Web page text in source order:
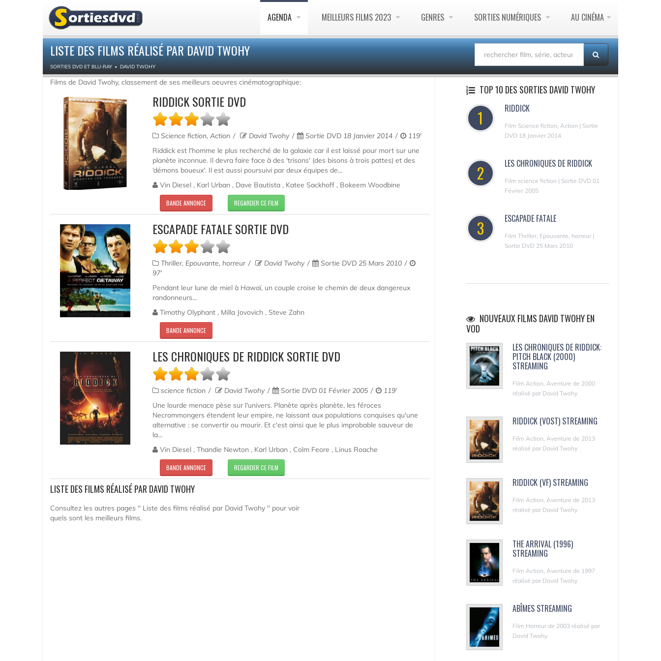
AGENDA MEILLEURS FILMS 2023 GENRES SORTIES NUMÉRIQUES AU CINÉMA
LISTE DES FILMS RÉALISÉ PAR DAVID TWOHY
SORTIES DVD ET BLU-RAY DAVID TWOHY
Films de David Twohy, classement de ses meilleurs oeuvres cinématographique:
RIDDICK SORTIE DVD
Science fiction, Action David Twohy Sortie DVD 18 Janvier 2014
119'
Riddick est l'homme le plus recherché de la galaxie car il est laissé pour mort sur une
planète inconnue. Il devra faire face à des ‘trisons' (des bisons à trois pattes) et des
‘démons boueux'. Il est aussi poursuivi par deux équipes de...
Vin Diesel , Karl Urban , Dave Bautista , Katee Sackhoff , Bokeem Woodbine
BANDE ANNONCE REGARDER CE FILM
ESCAPADE FATALE SORTIE DVD
Thriller, Epouvante, horreur David Twohy
Sortie DVD 25 Mars 2010
97'
Pendant leur lune de miel à Hawaï, un couple croise le chemin de deux dangereux
randonneurs...
Timothy Olyphant , Milla Jovovich , Steve Zahn
BANDE ANNONCE
LES CHRONIQUES DE RIDDICK SORTIE DVD
science fiction David Twohy Sortie DVD 01 Février 2005
119'
Une lourde menace pèse sur l'univers. Planète après planète, les féroces
Necrommongers étendent leur empire, ne laissant aux populations conquises qu'une
alternative : se convertir ou mourir. Et c'est ainsi que le plus improbable sauveur de
la...
Vin Diesel , Thandie Newton , Karl Urban , Colm Feore , Linus Roache
BANDE ANNONCE REGARDER CE FILM
LISTE DES FILMS RÉALISÉ PAR DAVID TWOHY
Consultez les autres pages " Liste des films réalisé par David Twohy " pour voir
quels sont les meilleurs films.
TOP 10 DES SORTIES DAVID TWOHY
1 RIDDICK
Film Science fiction, Action | Sortie
DVD 18 Janvier 2014
2 LES CHRONIQUES DE RIDDICK
Film science fiction | Sortie DVD 01
Février 2005
3 ESCAPADE FATALE
Film Thriller, Epouvante, horreur |
Sortie DVD 25 Mars 2010
NOUVEAUX FILMS DAVID TWOHY EN
VOD
LES CHRONIQUES DE RIDDICK:
PITCH BLACK (2000)
STREAMING
Film Action, Aventure de 2000
réalisé par David Twohy
RIDDICK (VOST) STREAMING
Film Action, Aventure de 2013
réalisé par David Twohy
RIDDICK (VF) STREAMING
Film Action, Aventure de 2013
réalisé par David Twohy
THE ARRIVAL (1996)
STREAMING
Film Action, Aventure de 1997
réalisé par David Twohy
ABÎMES STREAMING
Film Horreur de 2003 réalisé par
David Twohy